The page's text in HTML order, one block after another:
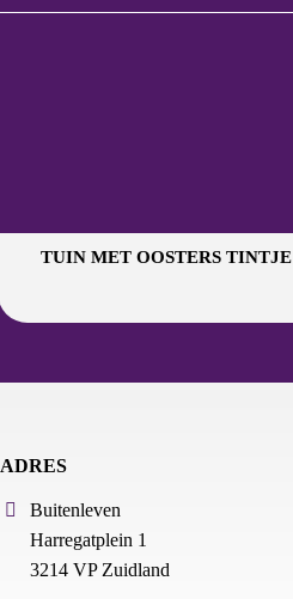
TUIN MET OOSTERS TINTJE
ADRES
Buitenleven
Harregatplein 1
3214 VP Zuidland